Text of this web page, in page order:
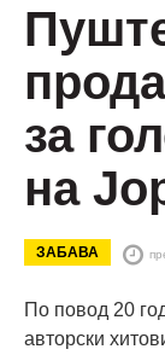
за
на
ЗАБАВА
По повод 20
авторски